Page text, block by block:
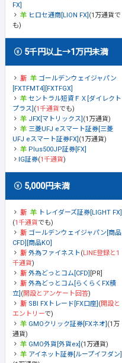
FX]
ヒロセ通商[LION FX] (1万通貨で
も)
5千円以上→1万円未満
ゴールデンウェイジャパン
[FXTFMT4][FXTFGX]
セントラル短資ＦＸ[ダイレクト
プラス] (1千通貨でも)
JFX[マトリックス] (1万通貨)
三菱UFJ eスマート証券[三菱
UFJ eスマート証券FX] (1万通貨)
Plus500JP証券[FX]
IG証券(1千通貨)
5,000円未満
トレイダーズ証券[LIGHT FX]
(1千通貨でも)
ゴールデンウェイジャパン[商品
CFD][商品KO]
外為ファイネスト(LINE登録と1
千通貨)
外為どっとコム[CFD] [PR]
外為どっとコム[らくらくFX積
立] (開設とアンケート回答)
SBI FXトレード[FX口座] (開設と
エントリーで)
GMOクリック証券[FXネオ] (1万
通貨)
GMO外貨[外貨ex] (1万通貨)
アイネット証券[ループイフダン]